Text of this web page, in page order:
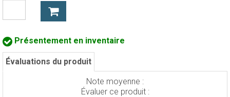
Présentement en inventaire
Évaluations du produit
Note moyenne :
Évaluer ce produit :